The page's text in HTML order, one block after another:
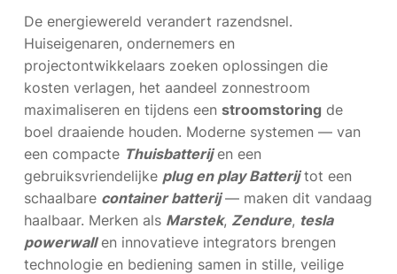
De energiewereld verandert razendsnel.
Huiseigenaren, ondernemers en
projectontwikkelaars zoeken oplossingen die
kosten verlagen, het aandeel zonnestroom
maximaliseren en tijdens een stroomstoring de
boel draaiende houden. Moderne systemen — van
een compacte Thuisbatterijen een
gebruiksvriendelijke plug en play Batterijtot een
schaalbare container batterij— maken dit vandaag
haalbaar. Merken als Marstek, Zendure, tesla
powerwallen innovatieve integrators brengen
technologie en bediening samen in stille, veilige